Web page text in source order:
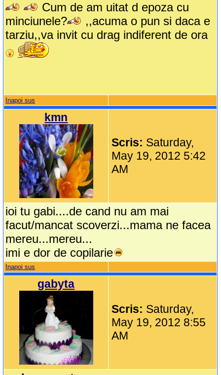
Cum de am uitat d epoza cu
minciunele?
,,acuma o pun si daca e
tarziu,,va invit cu drag indiferent de ora
Inapoi sus
kmn
Scris: Saturday,
May 19, 2012 5:42
AM
ioi tu gabi....de cand nu am mai
facut/mancat scoverzi...mama ne facea
mereu...mereu...
imi e dor de copilarie
Inapoi sus
gabyta
Scris: Saturday,
May 19, 2012 8:55
AM